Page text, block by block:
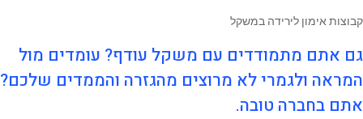
קבוצות אימון לירידה במשקל
גם אתם מתמודדים עם משקל עודף? עומדים מול
המראה ולגמרי לא מרוצים מהגזרה והממדים שלכם?
אתם בחברה טובה.